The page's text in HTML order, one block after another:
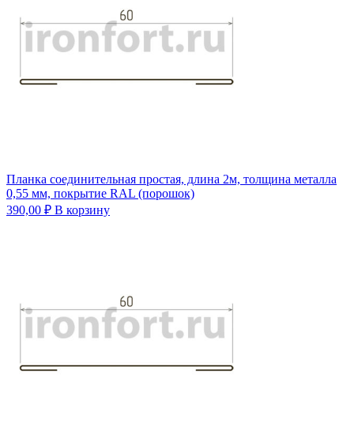
Планка соединительная простая, длина 2м, толщина металла
0,55 мм, покрытие RAL (порошок)
390,00 ₽ В корзину